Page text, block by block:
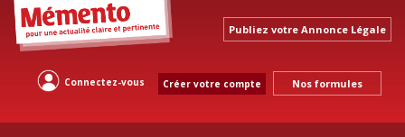
Publiez votre Annonce Légale
Connectez-vous Créer votre compte Nos formules